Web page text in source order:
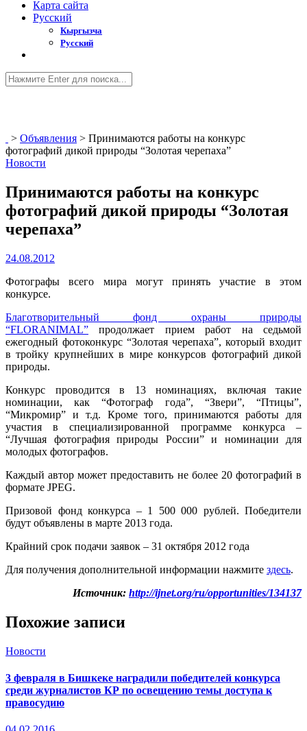
Карта сайта
Русский
Кыргызча
Русский
> Объявления > Принимаются работы на конкурс
фотографий дикой природы “Золотая черепаха”
Новости
Принимаются работы на конкурс
фотографий дикой природы “Золотая
черепаха”
24.08.2012
Фотографы всего мира могут принять участие в этом
конкурсе.
Благотворительный фонд охраны природы
“FLORANIMAL” продолжает прием работ на седьмой
ежегодный фотоконкурс “Золотая черепаха”, который входит
в тройку крупнейших в мире конкурсов фотографий дикой
природы.
Конкурс проводится в 13 номинациях, включая такие
номинации, как “Фотограф года”, “Звери”, “Птицы”,
“Микромир” и т.д. Кроме того, принимаются работы для
участия в специализированной программе конкурса –
“Лучшая фотография природы России” и номинации для
молодых фотографов.
Каждый автор может предоставить не более 20 фотографий в
формате JPEG.
Призовой фонд конкурса – 1 500 000 рублей. Победители
будут объявлены в марте 2013 года.
Крайний срок подачи заявок – 31 октября 2012 года
Для получения дополнительной информации нажмите здесь.
Источник: http://ijnet.org/ru/opportunities/134137
Похожие записи
Новости
3 февраля в Бишкеке наградили победителей конкурса
среди журналистов КР по освещению темы доступа к
правосудию